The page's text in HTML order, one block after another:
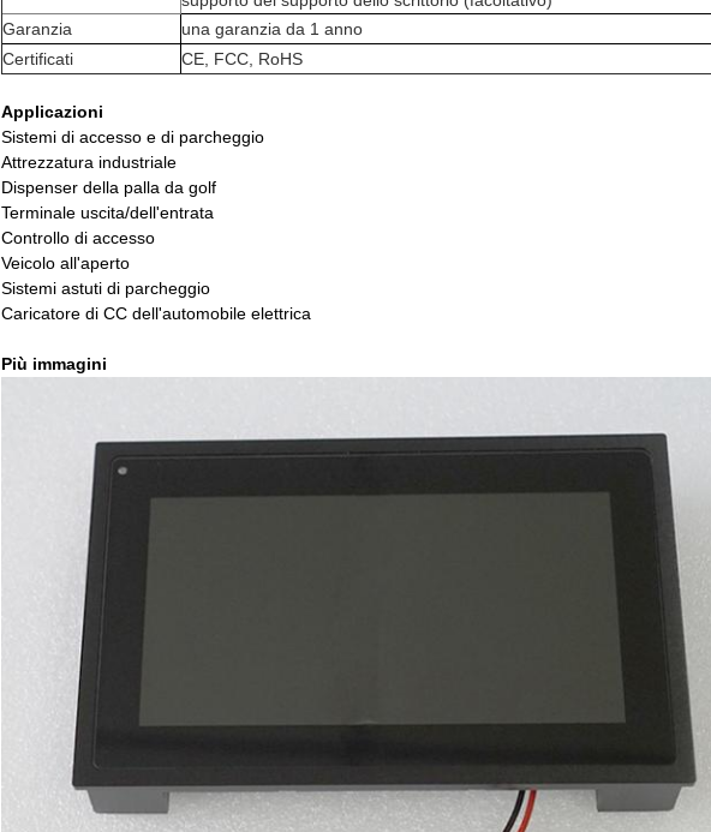
Garanzia
una garanzia da 1 anno
Certificati
CE, FCC, RoHS
Applicazioni
Sistemi di accesso e di parcheggio
Attrezzatura industriale
Dispenser della palla da golf
Terminale uscita/dell'entrata
Controllo di accesso
Veicolo all'aperto
Sistemi astuti di parcheggio
Caricatore di CC dell'automobile elettrica
Più immagini